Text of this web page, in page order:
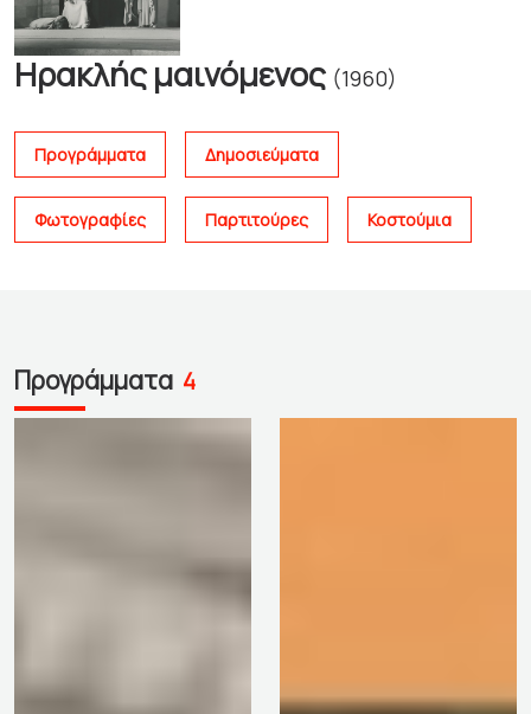
Ηρακλής μαινόμενος (1960)
Προγράμματα Δημοσιεύματα
Φωτογραφίες Παρτιτούρες Κοστούμια
Προγράμματα 4